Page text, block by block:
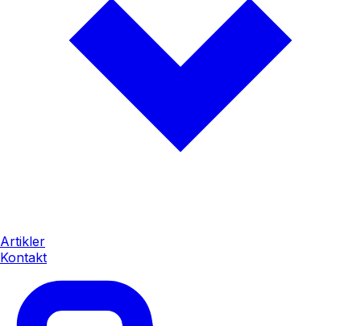
Artikler
Kontakt